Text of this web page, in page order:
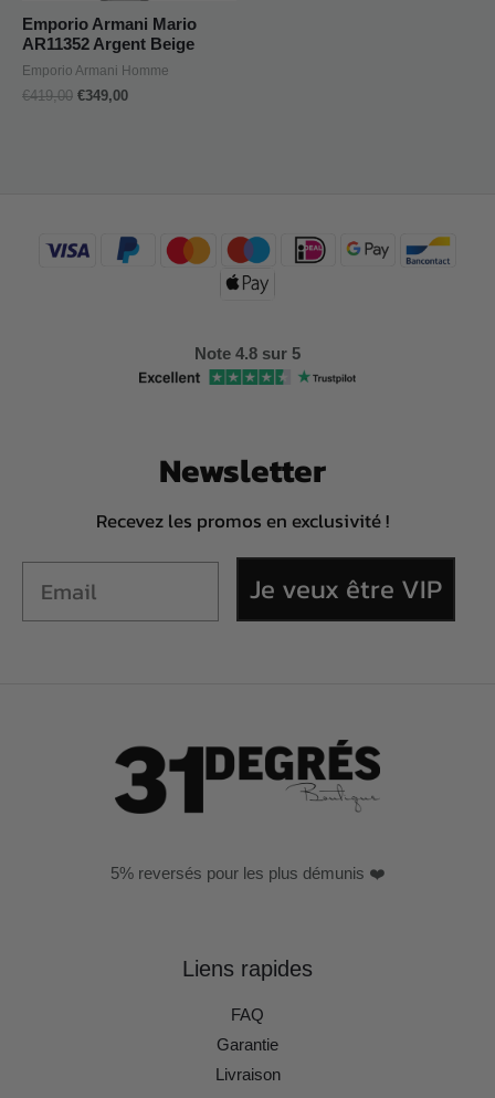
Emporio Armani Mario
AR11352 Argent Beige
Emporio Armani Homme
€419,00 €349,00
Note 4.8 sur 5
Newsletter
Recevez les promos en exclusivité !
Je veux être VIP
5% reversés pour les plus démunis ❤️
Liens rapides
FAQ
Garantie
Livraison